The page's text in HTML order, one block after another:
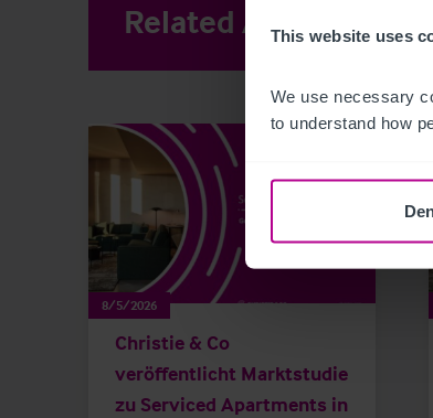
This website uses
We use necessary
to understand how
Related Articles
8/5/2026
Christie & Co
veröffentlicht Marktstudie
zu Serviced Apartments in